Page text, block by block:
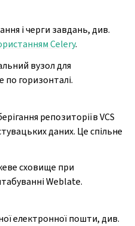
і черги завдань, див.
Celery.
вузол для
горизонталі.
репозиторіїв VCS
даних. Це спільне
сховище при
Weblate.
електронної пошти, див.